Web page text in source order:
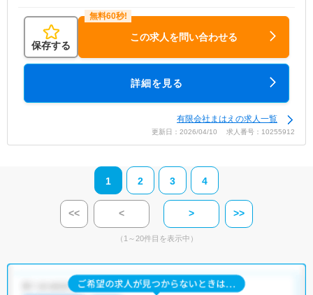
保存する
この求人を問い合わせる
詳細を見る
有限会社まはえの求人一覧
更新日：2026/04/10 求人番号：10255912
1 2 3 4
<< < > >>
（1～20件目を表示中）